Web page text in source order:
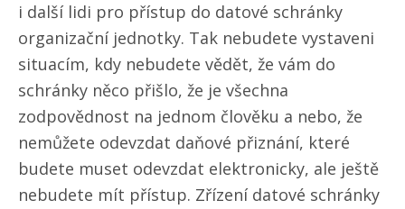
i další lidi pro přístup do datové schránky
organizační jednotky. Tak nebudete vystaveni
situacím, kdy nebudete vědět, že vám do
schránky něco přišlo, že je všechna
zodpovědnost na jednom člověku a nebo, že
nemůžete odevzdat daňové přiznání, které
budete muset odevzdat elektronicky, ale ještě
nebudete mít přístup. Zřízení datové schránky